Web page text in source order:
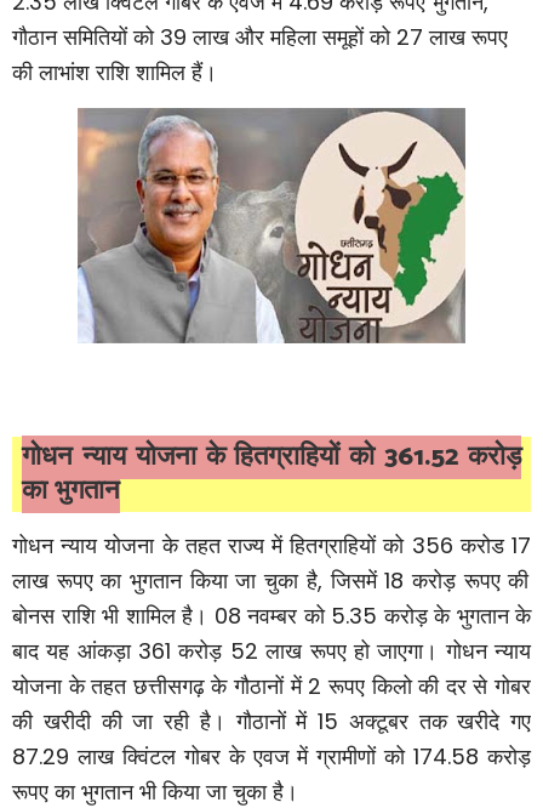
गौठान समितियों को 39 लाख और महिला समूहों को 27 लाख रूपए
की लाभांश राशि शामिल हैं।
गोधन न्याय योजना के हितग्राहियों को361.52 करोड़
का भुगतान
गोधन न्याय योजना के तहत राज्य में हितग्राहियों को 356 करोड17
लाख रूपए का भुगतान किया जा चुका है,जिसमें18 करोड़ रूपए की
बोनस राशि भी शामिल है। 08 नवम्बर को 5.35 करोड़ के भुगतान के
बाद यह आंकड़ा 361 करोड़ 52 लाख रूपए हो जाएगा। गोधन न्याय
योजना के तहत छत्तीसगढ़ के गौठानों में 2 रूपए किलो की दर से गोबर
की खरीदी की जा रही है। गौठानों में 15 अक्टूबर तक खरीदे गए
87.29 लाख क्विंटल गोबर के एवज में ग्रामीणों को174.58 करोड़
रूपए का भुगतान भी किया जा चुका है।